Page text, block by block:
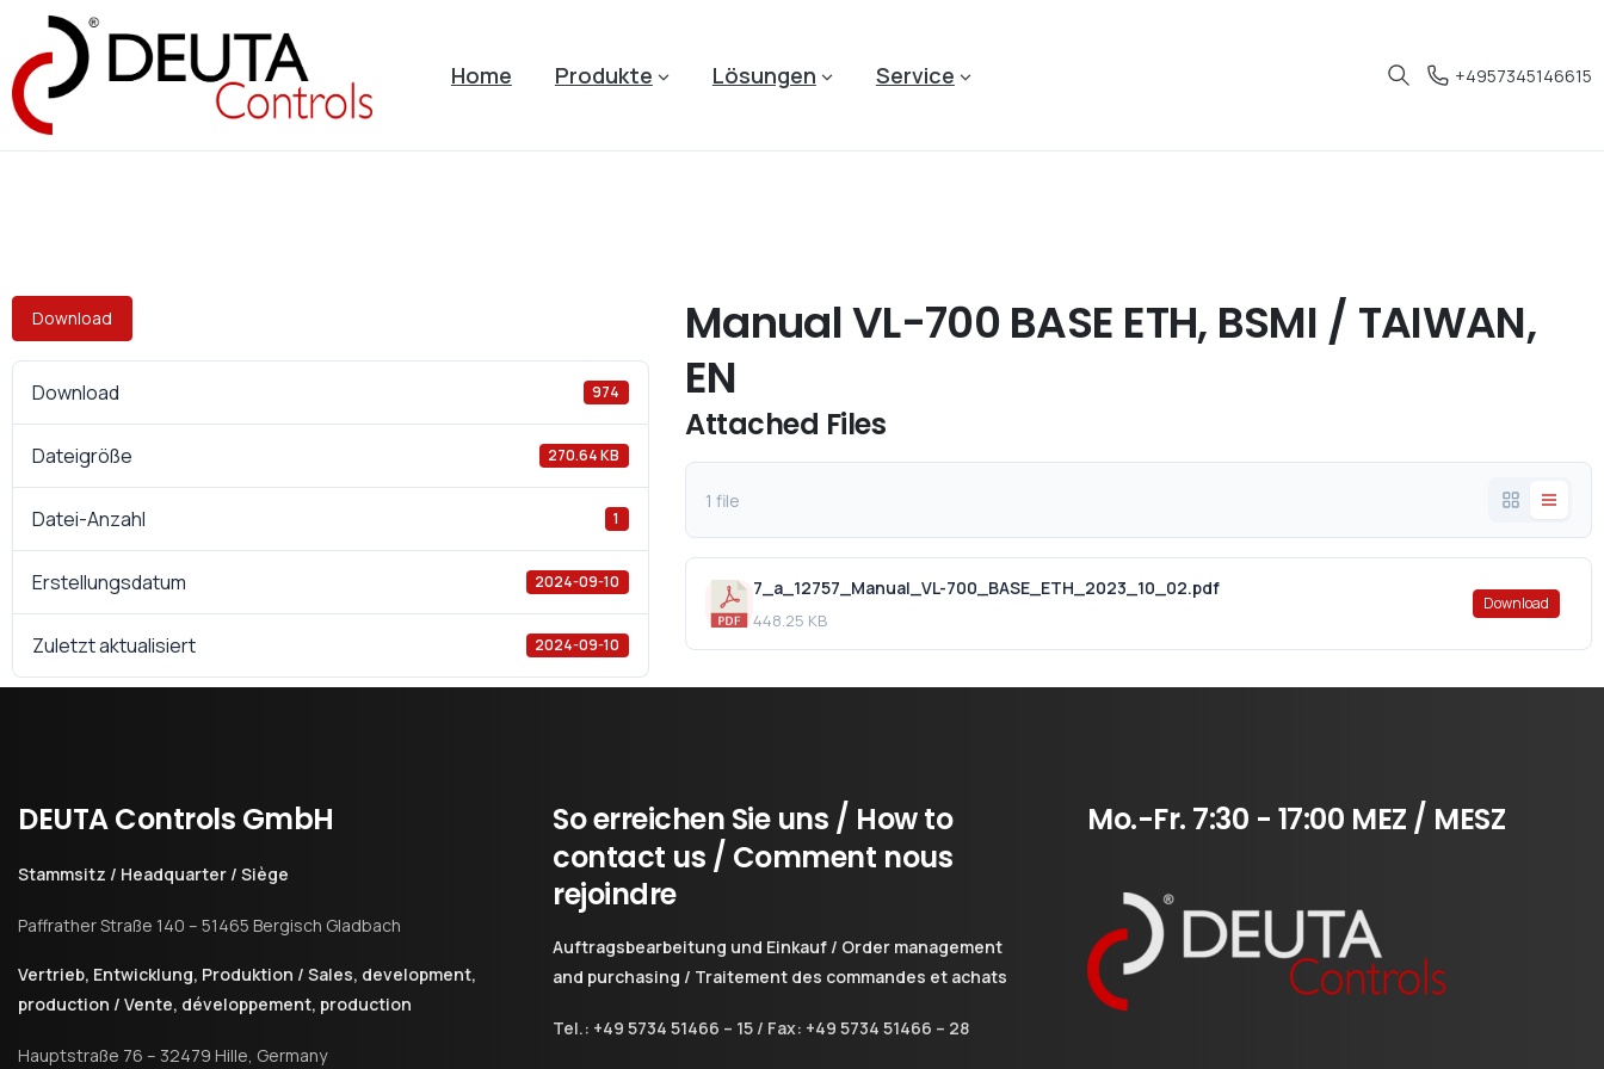
Home Produkte Lösungen Service +4957345146615
Download
Download 974
Dateigröße 270.64 KB
Datei-Anzahl 1
Erstellungsdatum 2024-09-10
Zuletzt aktualisiert 2024-09-10
Manual VL-700 BASE ETH, BSMI / TAIWAN,
EN
Attached Files
1 file
7_a_12757_Manual_VL-700_BASE_ETH_2023_10_02.pdf
448.25 KB
Download
DEUTAControls GmbH
Stammsitz / Headquarter / Siège
Paffrather Straße 140 – 51465 Bergisch Gladbach
Vertrieb, Entwicklung, Produktion / Sales, development,
production / Vente, développement, production
Hauptstraße 76 – 32479 Hille, Germany
Soerreichen Sie uns / Howto
contact us / Comment nous
rejoindre
Auftragsbearbeitung und Einkauf / Order management
and purchasing / Traitement des commandes et achats
Tel.: +49 5734 51466 – 15 / Fax: +49 5734 51466 – 28
Mo.-Fr. 7:30 - 17:00 MEZ / MESZ